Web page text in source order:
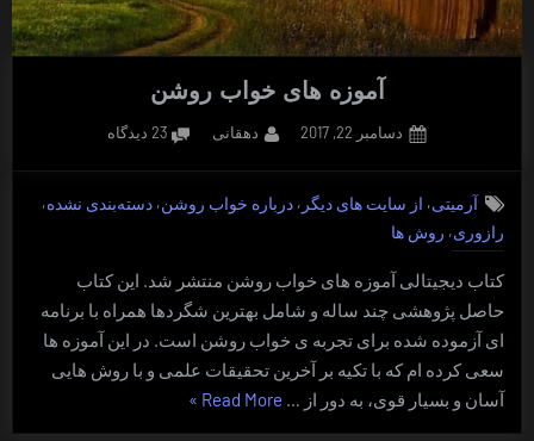
آموزه های خواب روشن
Posted
دسامبر 22, 2017 By
دهقانی 23 دیدگاه
خواب
آرمیتی, از سایت های دیگر ,درباره خواب روشن,دسته‌بندی نشده,
رازوری, روش ها
کتاب دیجیتالی آموزه های خواب روشن منتشر شد. این کتاب
حاصل پژوهشی چند ساله و شامل بهترین شگردها همراه با برنامه
ای آزموده شده برای تجربه ی خواب روشن است. در این آموزه ها
سعی کرده ام که با تکیه بر آخرین تحقیقات علمی و با روش هایی
آسان و بسیار قوی، به دور از … Read More “آموزه
»